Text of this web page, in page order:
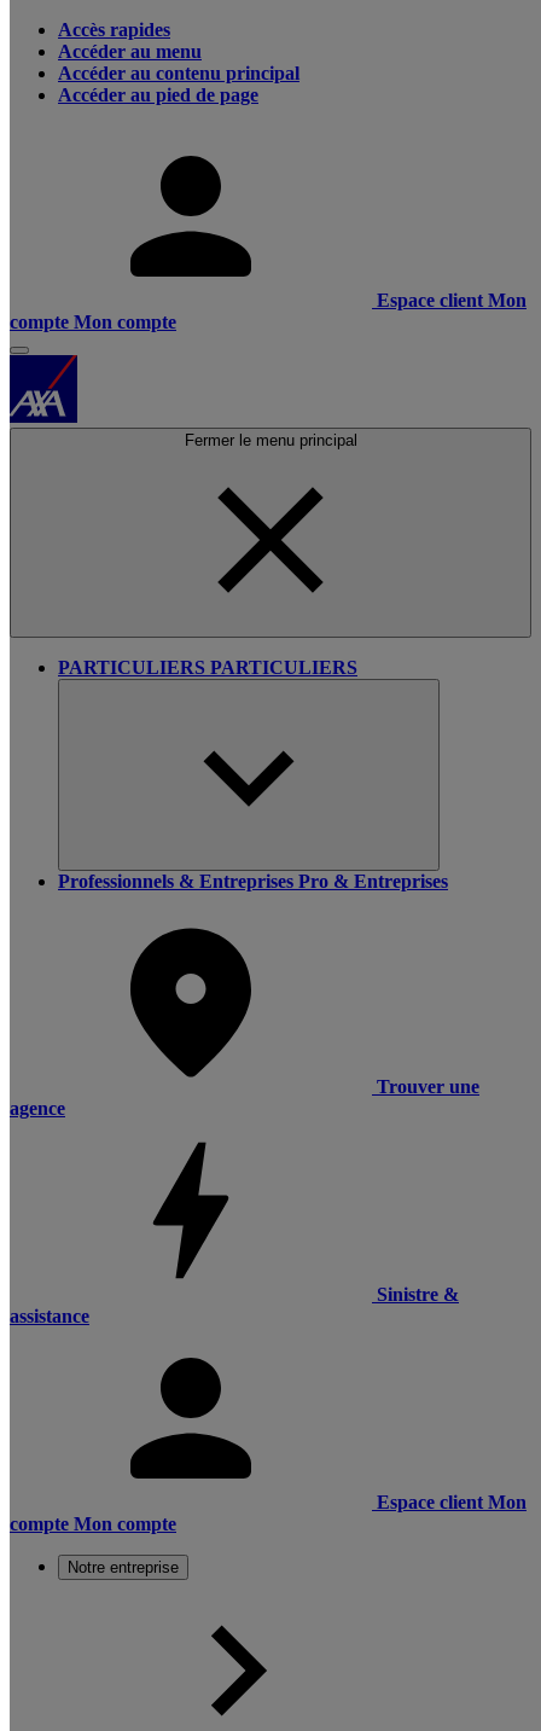
Accès rapides
Accéder au menu
Accéder au contenu principal
Accéder au pied de page
Espace client Mon
compte Mon compte
Fermer le menu principal
PARTICULIERS PARTICULIERS
Professionnels & Entreprises Pro & Entreprises
Trouver une
agence
Sinistre &
assistance
Espace client Mon
compte Mon compte
Notre entreprise